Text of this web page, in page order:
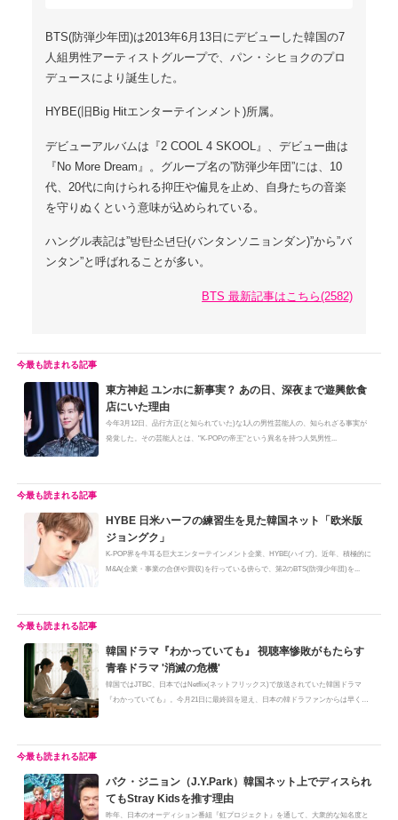
BTS(防弾少年団)は2013年6月13日にデビューした韓国の7
人組男性アーティストグループで、パン・シヒョクのプロ
デュースにより誕生した。
HYBE(旧Big Hitエンターテインメント)所属。
デビューアルバムは『2 COOL 4 SKOOL』、デビュー曲は
『No More Dream』。グループ名の”防弾少年団”には、10
代、20代に向けられる抑圧や偏見を止め、自身たちの音楽
を守りぬくという意味が込められている。
ハングル表記は”방탄소년단(バンタンソニョンダン)”から”バ
ンタン”と呼ばれることが多い。
BTS 最新記事はこちら(2582)
東方神起 ユンホに新事実？ あの日、深夜まで遊興飲食
店にいた理由
今年3月12日、品行方正(と知られていた)な1人の男性芸能人の、知られざる事実が
発覚した。その芸能人とは、"K-POPの帝王"という異名を持つ人気男性...
HYBE 日米ハーフの練習生を見た韓国ネット「欧米版
ジョングク」
K-POP界を牛耳る巨大エンターテインメント企業、HYBE(ハイブ)。近年、積極的に
M&A(企業・事業の合併や買収)を行っている傍らで、第2のBTS(防弾少年団)を...
韓国ドラマ『わかっていても』 視聴率惨敗がもたらす
青春ドラマ '消滅の危機'
韓国ではJTBC、日本ではNetflix(ネットフリックス)で放送されていた韓国ドラマ
『わかっていても』。今月21日に最終回を迎え、日本の韓ドラファンからは早く
パク・ジニョン（J.Y.Park）韓国ネット上でディスられ
てもStray Kidsを推す理由
昨年、日本のオーディション番組『虹プロジェクト』を通して、大衆的な知名度と